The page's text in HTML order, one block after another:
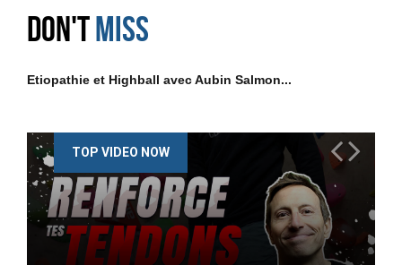
DON'TMISS
Etiopathie et Highball avec Aubin Salmon...
TOP VIDEO NOW